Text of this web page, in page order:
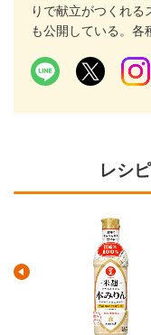
りで献立がつくれる
も公開している。各
レシ
マ